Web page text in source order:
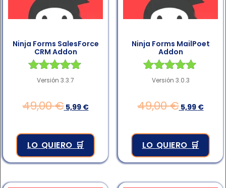
Ninja Forms SalesForce
CRM Addon
Valorado en
de 5
Versión 3.3.7
49,00€ 5,99 €
LO QUIERO 🛒
Ninja Forms MailPoet
Addon
Valorado en
de 5
Versión 3.0.3
49,00€ 5,99 €
LO QUIERO 🛒